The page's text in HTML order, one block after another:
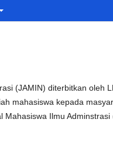
(JAMIN) diterbitkan oleh
mahasiswa kepada
Mahasiswa Ilmu Adminstrasi